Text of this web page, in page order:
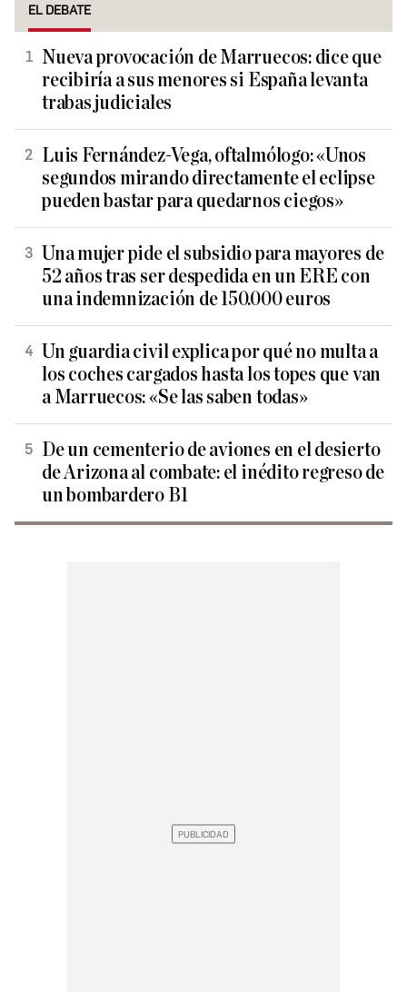
EL DEBATE
Nueva provocación de Marruecos: dice que
recibiría a sus menores si España levanta
trabas judiciales
Luis Fernández-Vega, oftalmólogo: «Unos
segundos mirando directamente el eclipse
pueden bastar para quedarnos ciegos»
Una mujer pide el subsidio para mayores de
52 años tras ser despedida en un ERE con
una indemnización de 150.000 euros
Un guardia civil explica por qué no multa a
los coches cargados hasta los topes que van
a Marruecos: «Se las saben todas»
De un cementerio de aviones en el desierto
de Arizona al combate: el inédito regreso de
un bombardero B1